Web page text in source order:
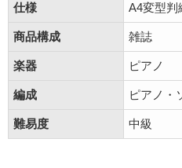
仕様 A4変型判
商品構成 雑誌
楽器 ピアノ
編成 ピアノ・
難易度 中級